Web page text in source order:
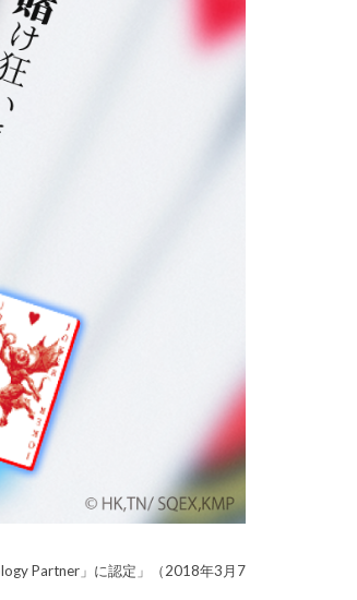
Partner」に認定」（2018年3月7